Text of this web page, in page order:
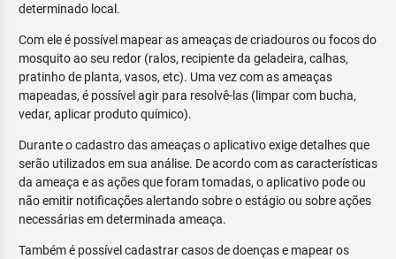
determinado local.
Com ele é possível mapear as ameaças de criadouros ou focos do
mosquito ao seu redor (ralos, recipiente da geladeira, calhas,
pratinho de planta, vasos, etc). Uma vez com as ameaças
mapeadas, é possível agir para resolvê-las (limpar com bucha,
vedar, aplicar produto químico).
Durante o cadastro das ameaças o aplicativo exige detalhes que
serão utilizados em sua análise. De acordo com as características
da ameaça e as ações que foram tomadas, o aplicativo pode ou
não emitir notificações alertando sobre o estágio ou sobre ações
necessárias em determinada ameaça.
Também é possível cadastrar casos de doenças e mapear os